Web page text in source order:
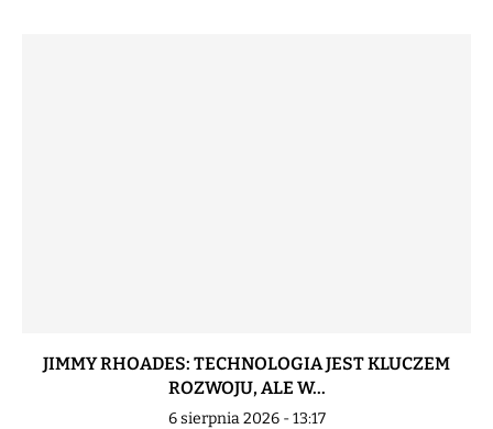
JIMMY RHOADES: TECHNOLOGIA JEST KLUCZEM
ROZWOJU, ALE W...
6 sierpnia 2026 - 13:17